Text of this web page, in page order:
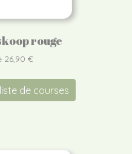
rouge
26,90 €
de courses